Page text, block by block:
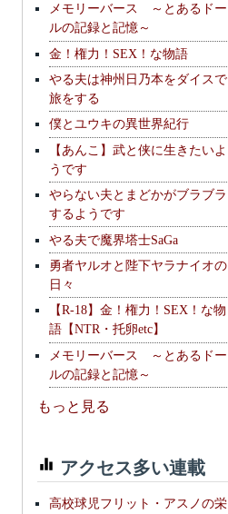
メモリーバース ～とあるドー
ルの記録と記憶～
金！権力！SEX！な物語
やる夫は神州日乃本をダイスで
旅をする
僕とユウキの異世界紀行
【あんこ】武と侠に生きたいよ
うです
やらない夫とまどかがブラブラ
するようです
やる夫で魔界塔士SaGa
勇者ヤルオと陛下ヤラナイオの
日々
【R-18】金！権力！SEX！な物
語【NTR・托卵etc】
メモリーバース ～とあるドー
ルの記録と記憶～
もっと見る
アクセス多い連載
高校球児フリット・アスノの栄